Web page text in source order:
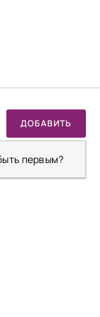
ДОБАВИТЬ
первым?